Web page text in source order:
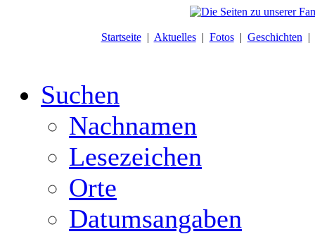
Startseite| Aktuelles| Fotos| Geschichten |
Suchen
Nachnamen
Lesezeichen
Orte
Datumsangaben